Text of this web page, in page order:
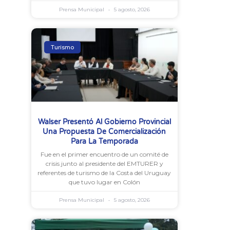
Prensa Municipal 5 agosto, 2026
Turismo
Walser Presentó Al Gobierno Provincial
Una Propuesta De Comercialización
Para La Temporada
Fue en el primer encuentro de un comité de
crisis junto al presidente del EMTURER y
referentes de turismo de la Costa del Uruguay
que tuvo lugar en Colón
Prensa Municipal 5 agosto, 2026